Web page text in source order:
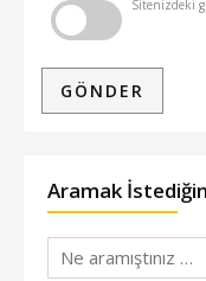
Sitenizdeki
Aramak